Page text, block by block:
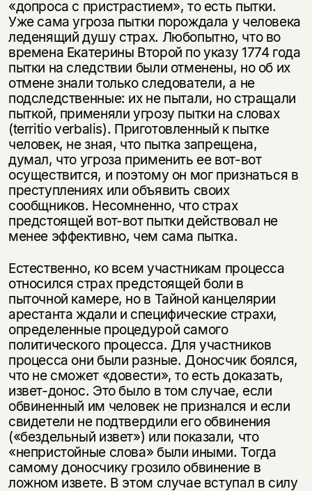
«допроса с пристрастием», то есть пытки.
Уже cама угроза пытки порождала у человека
леденящий душу страх. Любопытно, что во
времена Екатерины Второй по указу 1774 года
пытки на следствии были отменены, но об их
отмене знали только следователи, а не
подследственные: их не пытали, но стращали
пыткой, применяли угрозу пытки на словах
(territio verbalis). Приготовленный к пытке
человек, не зная, что пытка запрещена,
думал, что угроза применить ее вот-вот
осуществится, и поэтому он мог признаться в
преступлениях или объявить своих
сообщников. Несомненно, что страх
предстоящей вот-вот пытки действовал не
менее эффективно, чем сама пытка.
Естественно, ко всем участникам процесса
относился страх предстоящей боли в
пыточной камере, но в Тайной канцелярии
арестанта ждали и специфические страхи,
определенные процедурой самого
политического процесса. Для участников
процесса они были разные. Доносчик боялся,
что не сможет «довести», то есть доказать,
извет-донос. Это было в том случае, если
обвиненный им человек не признался и если
свидетели не подтвердили его обвинения
(«бездельный извет») или показали, что
«непристойные слова» были иными. Тогда
самому доносчику грозило обвинение в
ложном извете. В этом случае вступал в силу